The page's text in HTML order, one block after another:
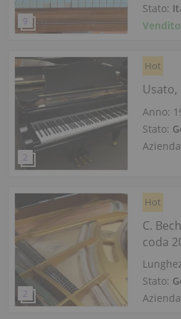
Stato:
Hot
Usato,
Anno:
Stato:
Azienda
Hot
C.
coda
Stato:
Azienda